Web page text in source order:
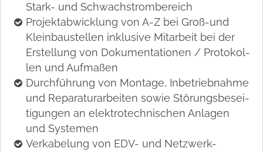
Stark- und Schwach­strom­be­reich
Projektabwicklung von A-Z bei Groß-und
Kleinbaustellen inklusive Mitarbeit bei der
Er­stel­lung von Do­ku­men­ta­tio­nen / Pro­to­kol­
len und Auf­ma­ßen
Durch­füh­rung von Mon­ta­ge, In­be­trieb­nah­me
und Re­pa­ra­tur­ar­bei­ten so­wie Stö­rungs­be­sei­
ti­gun­gen an elek­tro­tech­ni­schen An­la­gen
und Sys­te­men
Verkabelung von EDV- und Netzwerk-